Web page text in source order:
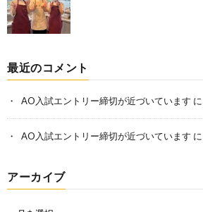
最近のコメント
AO入試エントリー締切が近づいています に
AO入試エントリー締切が近づいています に
アーカイブ